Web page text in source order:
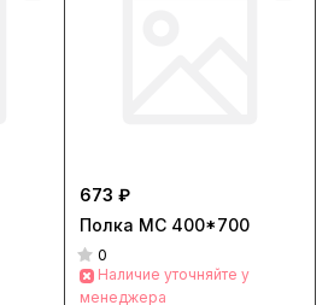
673 ₽
Полка МС 400*700
0
Наличие уточняйте у
менеджера